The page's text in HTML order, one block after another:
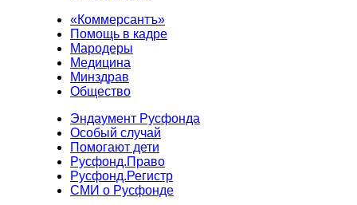
«Коммерсантъ»
Помощь в кадре
Мародеры
Медицина
Минздрав
Общество
Эндаумент Русфонда
Особый случай
Помогают дети
Русфонд.Право
Русфонд.Регистр
СМИ о Русфонде